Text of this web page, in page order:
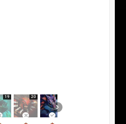
19 20